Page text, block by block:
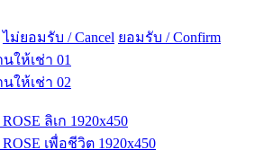
ไม่ยอมรับ / Cancel ยอมรับ / Confirm